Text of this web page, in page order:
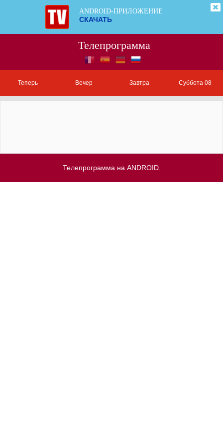
ANDROID-ПРИЛОЖЕНИЕ
СКАЧАТЬ
Телепрограмма
Теперь Вечер Завтра Суббота 08
Телепрограмма на ANDROID.